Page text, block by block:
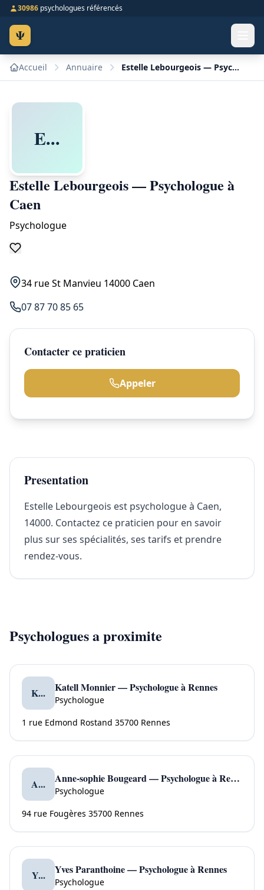
30986 psychologues référencés
Ψ
Accueil Annuaire Estelle Lebourgeois — Psychologue à Caen
E...
Estelle Lebourgeois — Psychologue à
Caen
Psychologue
34 rue St Manvieu 14000 Caen
07 87 70 85 65
Contacter ce praticien
Appeler
Presentation
Estelle Lebourgeois est psychologue à Caen,
14000. Contactez ce praticien pour en savoir
plus sur ses spécialités, ses tarifs et prendre
rendez-vous.
Psychologues a proximite
K... Katell Monnier — Psychologue à Rennes
Psychologue
1 rue Edmond Rostand 35700 Rennes
A... Anne-sophie Bougeard — Psychologue à Rennes
Psychologue
94 rue Fougères 35700 Rennes
Y... Yves Paranthoine — Psychologue à Rennes
Psychologue